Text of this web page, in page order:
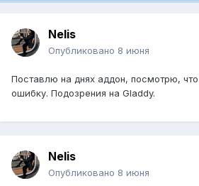
Nelis
Опубликовано 8 июня
Поставлю на днях аддон, посмотрю,
ошибку. Подозрения на Gladdy.
Nelis
Опубликовано 8 июня